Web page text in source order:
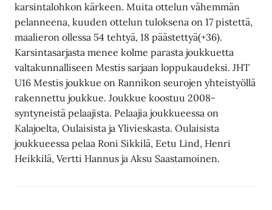
karsintalohkon kärkeen. Muita ottelun vähemmän
pelanneena, kuuden ottelun tuloksena on 17 pistettä,
maalieron ollessa 54 tehtyä, 18 päästettyä(+36).
Karsintasarjasta menee kolme parasta joukkuetta
valtakunnalliseen Mestis sarjaan loppukaudeksi. JHT
U16 Mestis joukkue on Rannikon seurojen yhteistyöllä
rakennettu joukkue. Joukkue koostuu 2008-
syntyneistä pelaajista. Pelaajia joukkueessa on
Kalajoelta, Oulaisista ja Ylivieskasta. Oulaisista
joukkueessa pelaa Roni Sikkilä, Eetu Lind, Henri
Heikkilä, Vertti Hannus ja Aksu Saastamoinen.